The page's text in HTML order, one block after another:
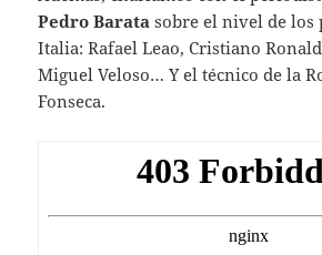
Pedro Barata sobre el nivel de los
Italia: Rafael Leao, Cristiano
Miguel Veloso… Y el técnico de la
Fonseca.